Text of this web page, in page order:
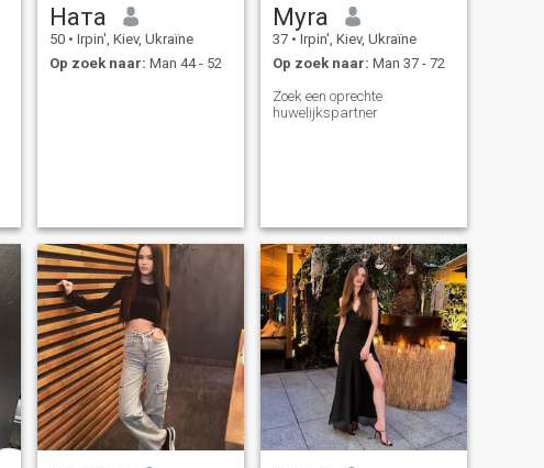
Ната
50 • Irpin', Kiev, Ukraïne
Op zoek naar: Man 44 - 52
Myra
37 • Irpin', Kiev, Ukraïne
Op zoek naar: Man 37 - 72
Zoek een oprechte
huwelijkspartner